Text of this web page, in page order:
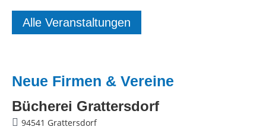
Alle Veranstaltungen
Neue Firmen & Vereine
Bücherei Grattersdorf
94541 Grattersdorf